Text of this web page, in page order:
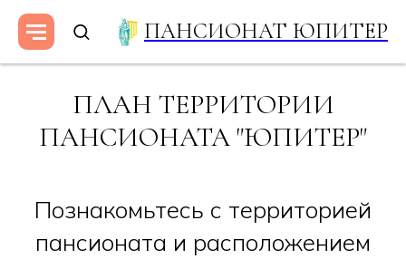
ПАНСИОНАТ ЮПИТЕР
ПЛАН ТЕРРИТОРИИ
ПАНСИОНАТА "ЮПИТЕР"
Познакомьтесь с территорией
пансионата и расположением